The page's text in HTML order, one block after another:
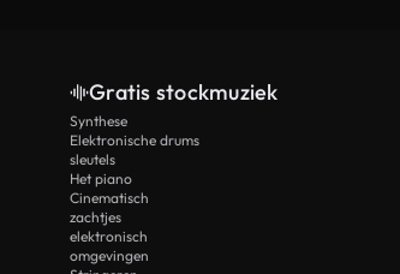
Gratis stockmuziek
Synthese
Elektronische drums
sleutels
Het piano
Cinematisch
zachtjes
elektronisch
omgevingen